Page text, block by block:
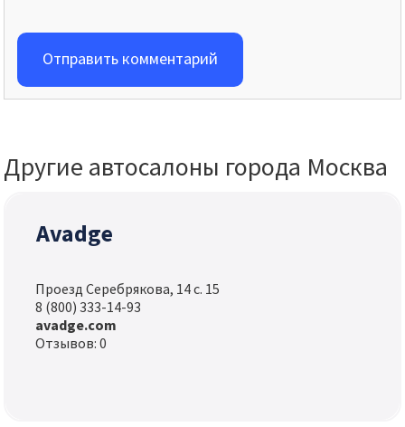
Отправить комментарий
Другие автосалоны города Москва
Avadge
Проезд Серебрякова, 14 с. 15
8 (800) 333-14-93
avadge.com
Отзывов: 0